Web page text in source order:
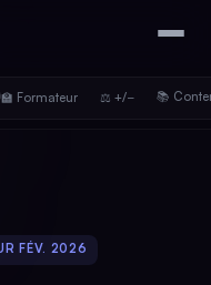
Formateur ⚖️ +/− 📚
FÉV. 2026